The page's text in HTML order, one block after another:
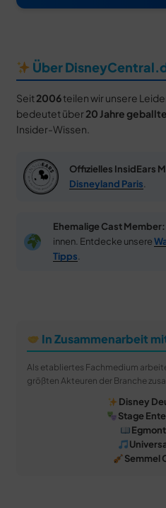
Über
Seit 2006teilen wir unsere
bedeutet über 20 Jahre
Insider-Wissen.
Offizielles InsidEars
Disneyland Paris.
Ehemalige Cast Member:
innen. Entdecke unsere
Tipps.
In Zusammenarbeit
Als etabliertes Fachmedium
größten Akteuren der Branche
Disney
Stage
Semmel